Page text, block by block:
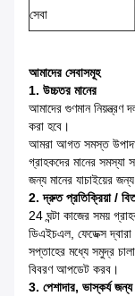
সেবা
আমাদের সেবাসমূহ
1. উচ্চতর মানের
আমাদের গুণমান নিয়ন্ত্রণ
করা হবে।
আমরা আগত সমস্ত
গ্রাহকদের মানের সমস্যা
জন্য মানের যাচাইয়ের
2. দ্রুত প্রতিক্রিয়া /
24 ঘন্টা কাজের সময়
ডিএইচএল, ফেডেক্স
সপ্তাহের মধ্যে সমুদ্র
বিবরণ আপডেট করব।
3. পেশাদার, ভাস্কর্য